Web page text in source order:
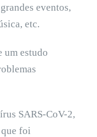
eventos,
etc.
um estudo
SARS-CoV-2,
foi